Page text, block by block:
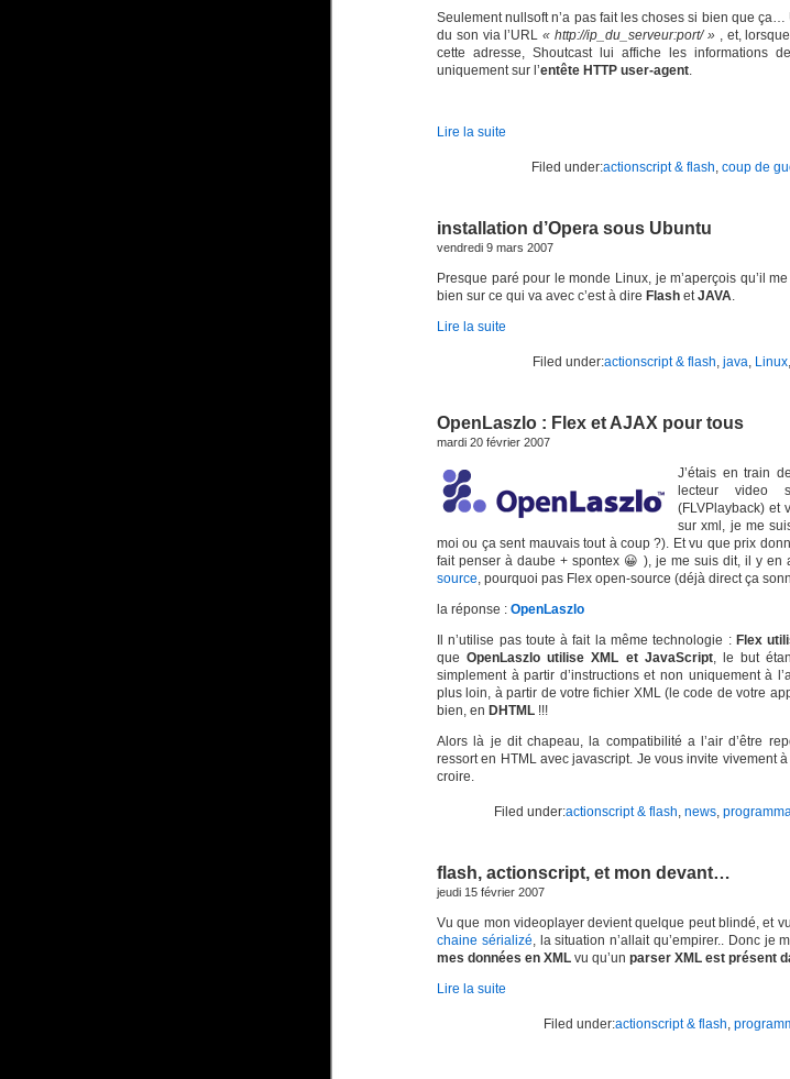
Seulement nullsoft n’a pas fait les choses si bien que
du son via l’URL« http://ip_du_serveur:port/ », et, lorsque
cette adresse, Shoutcast lui affiche les informations
uniquement sur l’entête HTTP user-agent.
Lire la suite
Filed under:actionscript & flash, coup de
installation d’Opera sous Ubuntu
vendredi 9 mars 2007
Presque paré pour le monde Linux, je m’aperçois qu’il
bien sur ce qui va avec c’est à dire Flash etJAVA.
Lire la suite
Filed under:actionscript & flash, java, Linux,
OpenLaszlo : Flex et AJAX pour tous
mardi 20 février 2007
J’étais en train
lecteur video
(FLVPlayback) et
sur xml, je me
moi ou ça sent mauvais tout à coup ?). Et vu que prix
fait penser à daube + spontex 😀 ), je me suis dit, il y en
source, pourquoi pas Flex open-source (déjà direct ça
la réponse : OpenLaszlo
Il n’utilise pas toute à fait la même technologie : Flex
queOpenLaszlo utilise XML et JavaScript, le but
simplement à partir d’instructions et non uniquement à
plus loin, à partir de votre fichier XML (le code de votre
bien, en DHTML !!!
Alors là je dit chapeau, la compatibilité a l’air d’être
ressort en HTML avec javascript. Je vous invite vivement
croire.
Filed under:actionscript & flash, news,
flash, actionscript, et mon devant…
jeudi 15 février 2007
Vu que mon videoplayer devient quelque peut blindé, et
chaine sérializé, la situation n’allait qu’empirer.. Donc je
mes données en XML vu qu’un parser XML est présent
Lire la suite
Filed under:actionscript & flash,